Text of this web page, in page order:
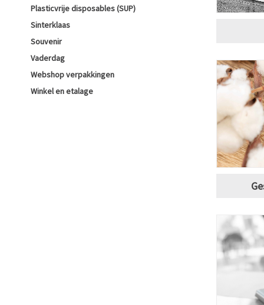
Plasticvrije disposables (SUP)
Sinterklaas
Souvenir
Vaderdag
Webshop verpakkingen
Winkel en etalage